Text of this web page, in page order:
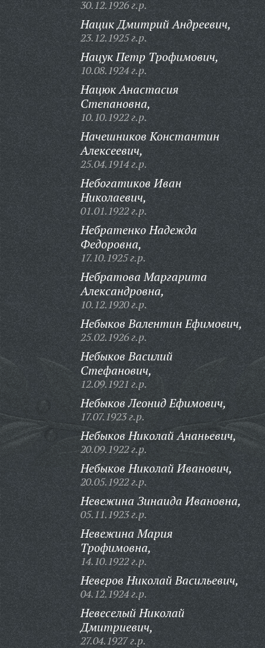
30.12.1926 г.р.
Нацик Дмитрий Андреевич,
23.12.1925 г.р.
Нацук Петр Трофимович,
10.08.1924 г.р.
Нацюк Анастасия
Степановна,
10.10.1922 г.р.
Начешников Константин
Алексеевич,
25.04.1914 г.р.
Небогатиков Иван
Николаевич,
01.01.1922 г.р.
Небратенко Надежда
Федоровна,
17.10.1925 г.р.
Небратова Маргарита
Александровна,
10.12.1920 г.р.
Небыков Валентин Ефимович,
25.02.1926 г.р.
Небыков Василий
Стефанович,
12.09.1921 г.р.
Небыков Леонид Ефимович,
17.07.1923 г.р.
Небыков Николай Ананьевич,
20.09.1922 г.р.
Небыков Николай Иванович,
20.05.1922 г.р.
Невежина Зинаида Ивановна,
05.11.1923 г.р.
Невежина Мария
Трофимовна,
14.10.1922 г.р.
Неверов Николай Васильевич,
04.12.1924 г.р.
Невеселый Николай
Дмитриевич,
27.04.1927 г.р.